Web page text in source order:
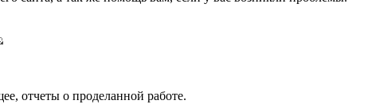
отчеты о проделанной работе.